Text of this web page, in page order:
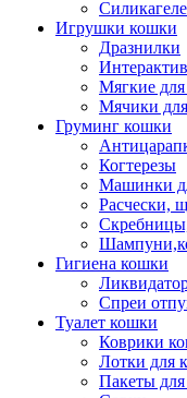
Игрушки кошки
Дразнилки
Мягкие
Мячики
Груминг кошки
Когтерезы
Машинки
Расчески,
Гигиена кошки
Спреи
Туалет кошки
Коврики
Лотки для
Пакеты для